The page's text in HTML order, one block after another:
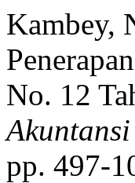
Kambey,
No. 12
pp. 497-